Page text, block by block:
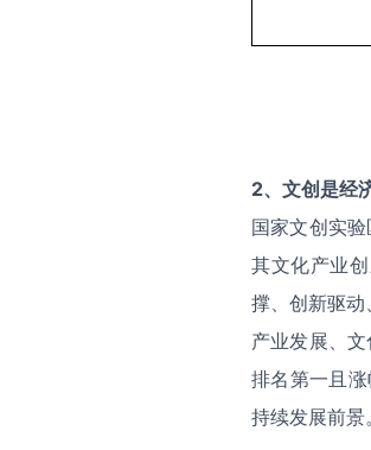
2、 文创是经
国家文创实
其文化产业
撑、创新驱
产业发展、
排名第一且
持续发展前景。